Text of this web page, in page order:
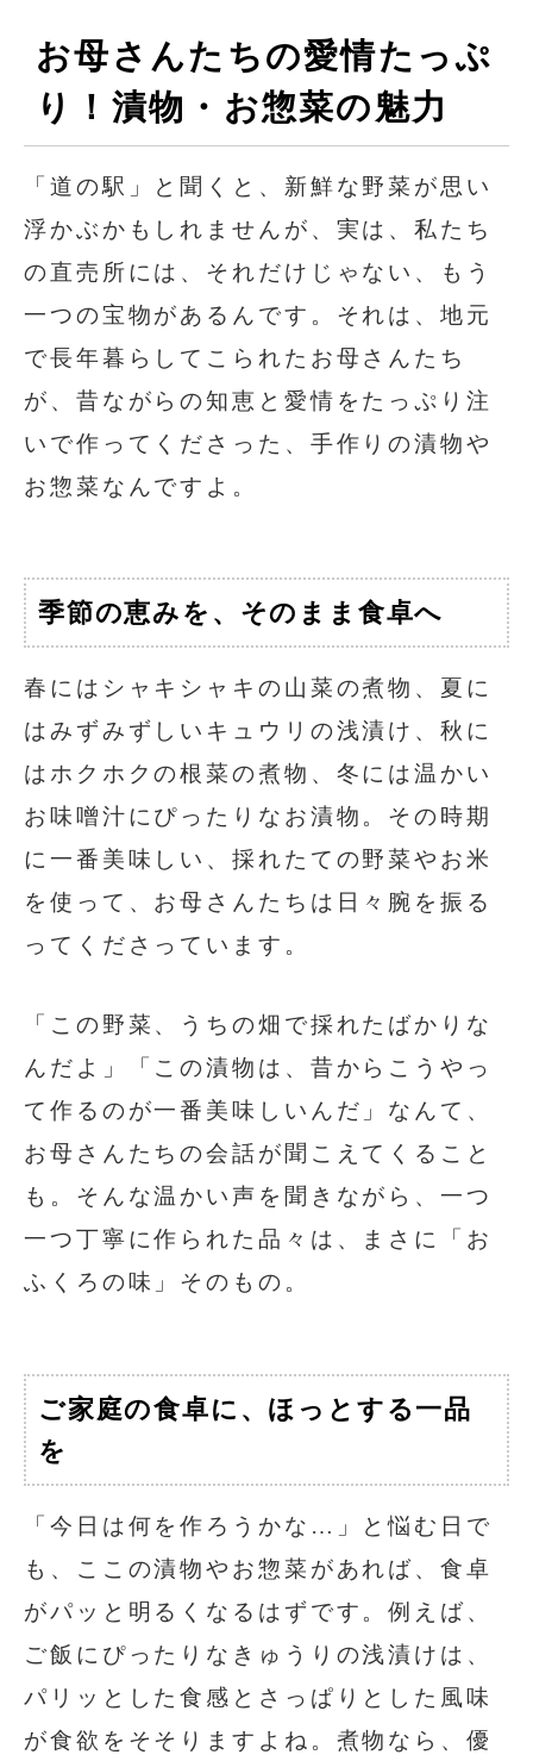
お母さんたちの愛情たっぷ
り！漬物・お惣菜の魅力
「道の駅」と聞くと、新鮮な野菜が思い
浮かぶかもしれませんが、実は、私たち
の直売所には、それだけじゃない、もう
一つの宝物があるんです。それは、地元
で長年暮らしてこられたお母さんたち
が、昔ながらの知恵と愛情をたっぷり注
いで作ってくださった、手作りの漬物や
お惣菜なんですよ。
季節の恵みを、そのまま食卓へ
春にはシャキシャキの山菜の煮物、夏に
はみずみずしいキュウリの浅漬け、秋に
はホクホクの根菜の煮物、冬には温かい
お味噌汁にぴったりなお漬物。その時期
に一番美味しい、採れたての野菜やお米
を使って、お母さんたちは日々腕を振る
ってくださっています。
「この野菜、うちの畑で採れたばかりな
んだよ」「この漬物は、昔からこうやっ
て作るのが一番美味しいんだ」なんて、
お母さんたちの会話が聞こえてくること
も。そんな温かい声を聞きながら、一つ
一つ丁寧に作られた品々は、まさに「お
ふくろの味」そのもの。
ご家庭の食卓に、ほっとする一品
を
「今日は何を作ろうかな…」と悩む日で
も、ここの漬物やお惣菜があれば、食卓
がパッと明るくなるはずです。例えば、
ご飯にぴったりなきゅうりの浅漬けは、
パリッとした食感とさっぱりとした風味
が食欲をそそりますよね。煮物なら、優